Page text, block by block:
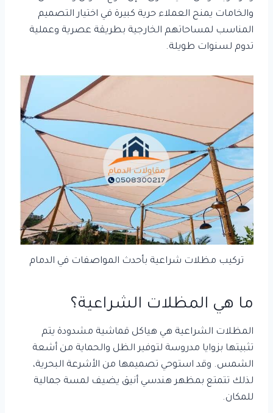
والخامات يمنح العملاء حرية كبيرة في اختيار التصميم
المناسب لمساحاتهم الخارجية بطريقة عصرية وعملية
تدوم لسنوات طويلة.
تركيب مظلات شراعية بأحدث المواصفات في الدمام
ما هي المظلات الشراعية؟
المظلات الشراعية هي هياكل قماشية مشدودة يتم
تثبيتها بزوايا مدروسة لتوفير الظل والحماية من أشعة
الشمس. وقد استوحي تصميمها من الأشرعة البحرية،
لذلك تتمتع بمظهر هندسي أنيق يضيف لمسة جمالية
للمكان.